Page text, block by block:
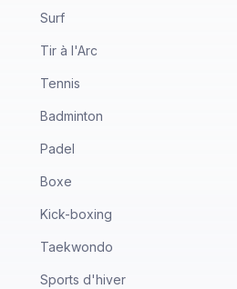
Surf
Tir à l'Arc
Tennis
Badminton
Padel
Boxe
Kick-boxing
Taekwondo
Sports d'hiver